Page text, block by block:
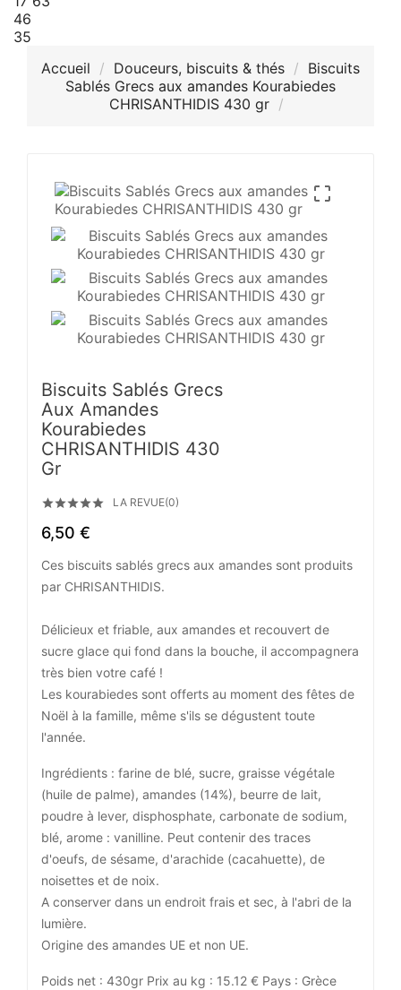
46
35
Accueil Douceurs, biscuits & thés
Biscuits
Sablés Grecs aux amandes Kourabiedes
CHRISANTHIDIS 430 gr

Biscuits Sablés Grecs
Aux Amandes
Kourabiedes
CHRISANTHIDIS 430
Gr
 LA REVUE(0)
6,50 €
Ces biscuits sablés grecs aux amandes sont produits
par CHRISANTHIDIS.
Délicieux et friable, aux amandes et recouvert de
sucre glace qui fond dans la bouche, il accompagnera
très bien votre café !
Les kourabiedes sont offerts au moment des fêtes de
Noël à la famille, même s'ils se dégustent toute
l'année.
Ingrédients : farine de blé, sucre, graisse végétale
(huile de palme), amandes (14%), beurre de lait,
poudre à lever, disphosphate, carbonate de sodium,
blé, arome : vanilline. Peut contenir des traces
d'oeufs, de sésame, d'arachide (cacahuette), de
noisettes et de noix.
A conserver dans un endroit frais et sec, à l'abri de la
lumière.
Origine des amandes UE et non UE.
Poids net : 430gr Prix au kg : 15.12 € Pays : Grèce